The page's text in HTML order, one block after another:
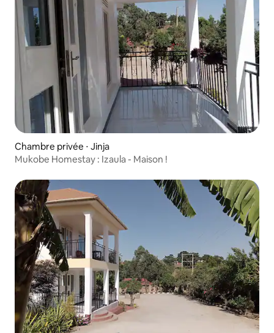
Chambre privée ⋅ Jinja
Mukobe Homestay : Izaula - Maison !